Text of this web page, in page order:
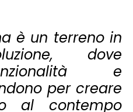
è un terreno in
dove
e
per creare
al contempo